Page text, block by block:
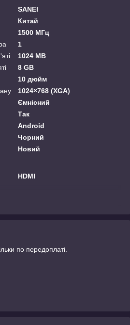
SANEI
Китай
1500 МГц
1
1024 MB
8 GB
10 дюйм
1024×768 (XGA)
Ємнісний
Так
Android
Чорний
Новий
HDMI
по передоплаті.